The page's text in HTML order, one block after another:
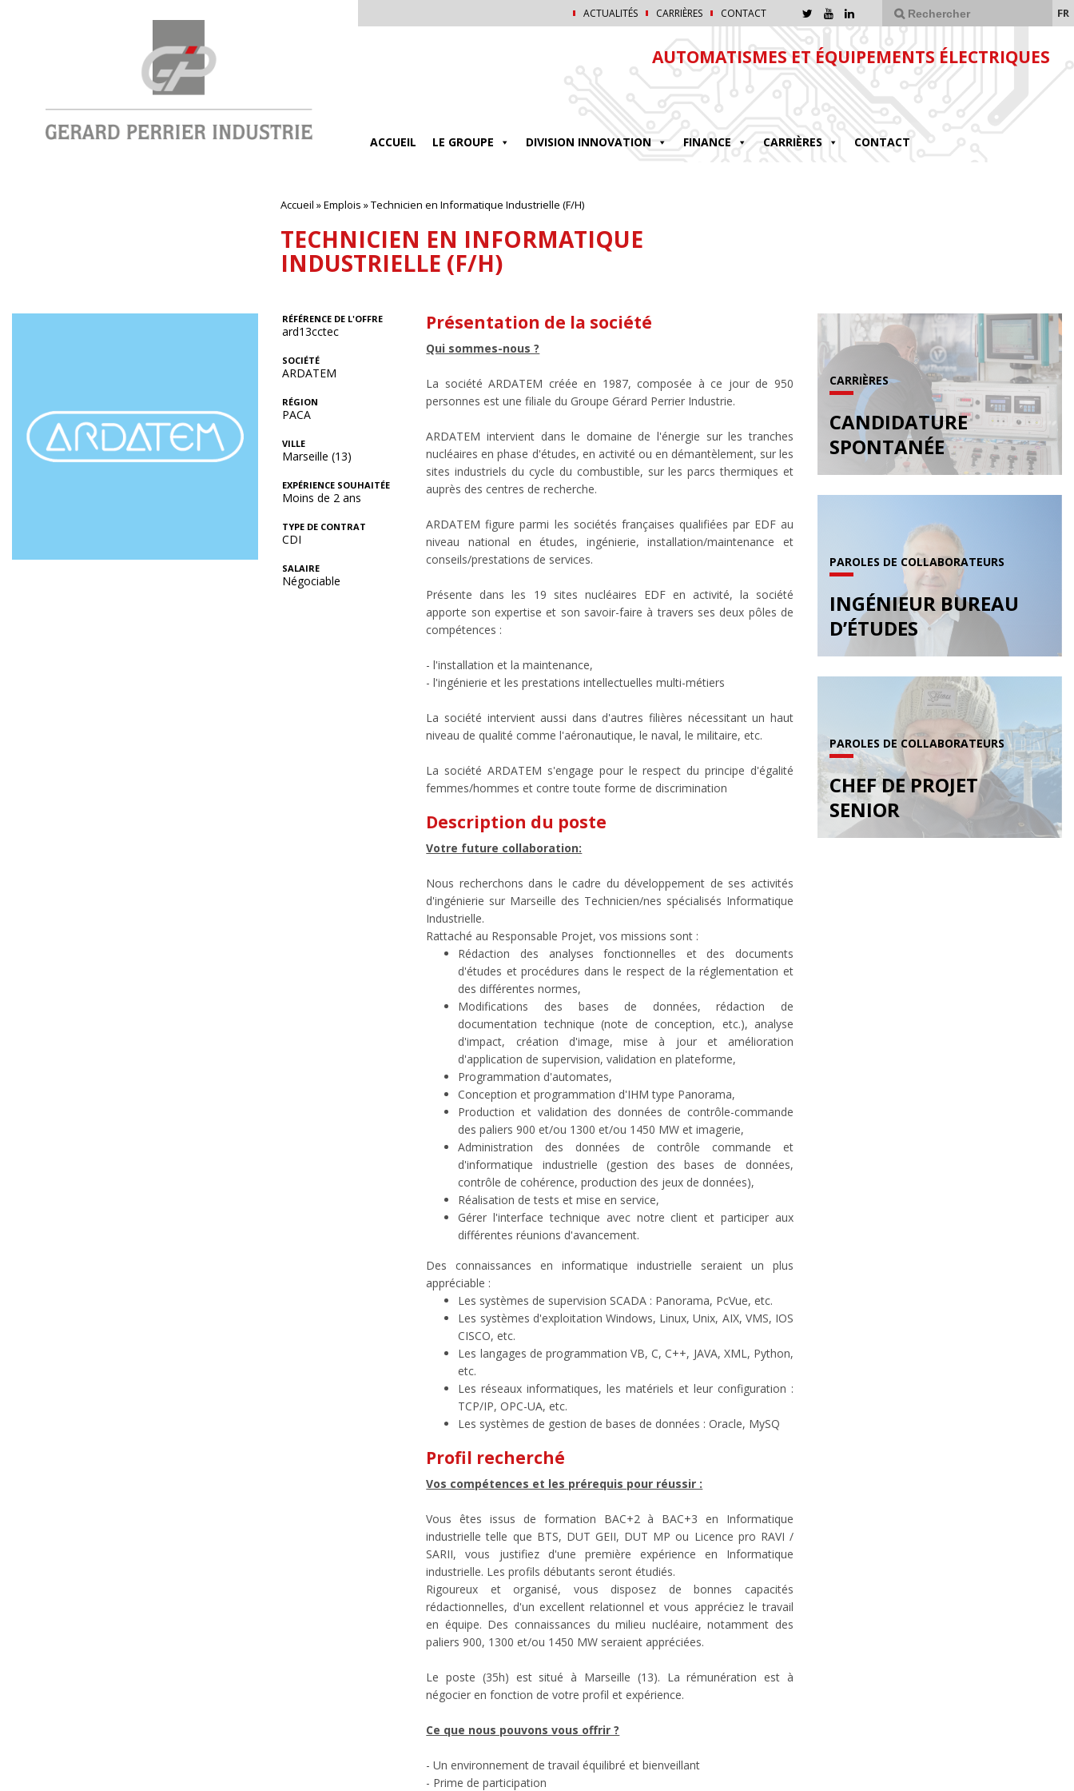
ACTUALITÉS CARRIÈRES CONTACT FR
AUTOMATISMES ET ÉQUIPEMENTS ÉLECTRIQUES
ACCUEIL LE GROUPE DIVISION INNOVATION FINANCE CARRIÈRES CONTACT
Accueil »Emplois »Technicien en Informatique Industrielle (F/H)
TECHNICIEN EN INFORMATIQUE
INDUSTRIELLE (F/H)
RÉFÉRENCE DE L'OFFRE
ard13cctec
SOCIÉTÉ
ARDATEM
RÉGION
PACA
VILLE
Marseille (13)
EXPÉRIENCE SOUHAITÉE
Moins de 2 ans
TYPE DE CONTRAT
CDI
SALAIRE
Négociable
Présentation de la société
Qui sommes-nous ?
La société ARDATEM créée en 1987, composée à ce jour de 950
personnes est une filiale du Groupe Gérard Perrier Industrie.
ARDATEM intervient dans le domaine de l'énergie sur les tranches
nucléaires en phase d'études, en activité ou en démantèlement, sur les
sites industriels du cycle du combustible, sur les parcs thermiques et
auprès des centres de recherche.
ARDATEM figure parmi les sociétés françaises qualifiées par EDF au
niveau national en études, ingénierie, installation/maintenance et
conseils/prestations de services.
Présente dans les 19 sites nucléaires EDF en activité, la société
apporte son expertise et son savoir-faire à travers ses deux pôles de
compétences :
- l'installation et la maintenance,
- l'ingénierie et les prestations intellectuelles multi-métiers
La société intervient aussi dans d'autres filières nécessitant un haut
niveau de qualité comme l'aéronautique, le naval, le militaire, etc.
La société ARDATEM s'engage pour le respect du principe d'égalité
femmes/hommes et contre toute forme de discrimination
Description du poste
Votre future collaboration:
Nous recherchons dans le cadre du développement de ses activités
d'ingénierie sur Marseille des Technicien/nes spécialisés Informatique
Industrielle.
Rattaché au Responsable Projet, vos missions sont :
Rédaction des analyses fonctionnelles et des documents
d'études et procédures dans le respect de la réglementation et
des différentes normes,
Modifications des bases de données, rédaction de
documentation technique (note de conception, etc.), analyse
d'impact, création d'image, mise à jour et amélioration
d'application de supervision, validation en plateforme,
Programmation d'automates,
Conception et programmation d'IHM type Panorama,
Production et validation des données de contrôle-commande
des paliers 900 et/ou 1300 et/ou 1450 MW et imagerie,
Administration des données de contrôle commande et
d'informatique industrielle (gestion des bases de données,
contrôle de cohérence, production des jeux de données),
Réalisation de tests et mise en service,
Gérer l'interface technique avec notre client et participer aux
différentes réunions d'avancement.
Des connaissances en informatique industrielle seraient un plus
appréciable :
Les systèmes de supervision SCADA : Panorama, PcVue, etc.
Les systèmes d'exploitation Windows, Linux, Unix, AIX, VMS, IOS
CISCO, etc.
Les langages de programmation VB, C, C++, JAVA, XML, Python,
etc.
Les réseaux informatiques, les matériels et leur configuration :
TCP/IP, OPC-UA, etc.
Les systèmes de gestion de bases de données : Oracle, MySQ
Profil recherché
Vos compétences et les prérequis pour réussir :
Vous êtes issus de formation BAC+2 à BAC+3 en Informatique
industrielle telle que BTS, DUT GEII, DUT MP ou Licence pro RAVI /
SARII, vous justifiez d'une première expérience en Informatique
industrielle. Les profils débutants seront étudiés.
Rigoureux et organisé, vous disposez de bonnes capacités
rédactionnelles, d'un excellent relationnel et vous appréciez le travail
en équipe. Des connaissances du milieu nucléaire, notamment des
paliers 900, 1300 et/ou 1450 MW seraient appréciées.
Le poste (35h) est situé à Marseille (13). La rémunération est à
négocier en fonction de votre profil et expérience.
Ce que nous pouvons vous offrir ?
- Un environnement de travail équilibré et bienveillant
- Prime de participation
CARRIÈRES
CANDIDATURE
SPONTANÉE
PAROLES DE COLLABORATEURS
INGÉNIEUR BUREAU
D’ÉTUDES
PAROLES DE COLLABORATEURS
CHEF DE PROJET
SENIOR